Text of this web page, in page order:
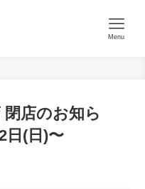
Menu
閉店のお知ら
日(日)〜